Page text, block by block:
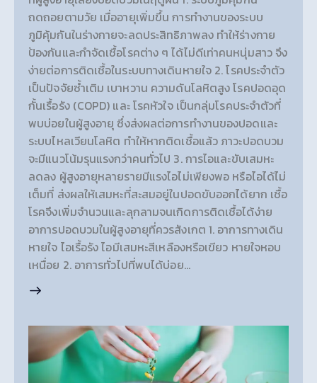
ถดถอยตามวัย เมื่ออายุเพิ่มขึ้น การทำงานของระบบ
ภูมิคุ้มกันในร่างกายจะลดประสิทธิภาพลง ทำให้ร่างกาย
ป้องกันและกำจัดเชื้อโรคต่าง ๆ ได้ไม่ดีเท่าคนหนุ่มสาว จึง
ง่ายต่อการติดเชื้อในระบบทางเดินหายใจ 2. โรคประจำตัว
เป็นปัจจัยซ้ำเติม เบาหวาน ความดันโลหิตสูง โรคปอดอุด
กั้นเรื้อรัง (COPD) และ โรคหัวใจ เป็นกลุ่มโรคประจำตัวที่
พบบ่อยในผู้สูงอายุ ซึ่งส่งผลต่อการทำงานของปอดและ
ระบบไหลเวียนโลหิต ทำให้หากติดเชื้อแล้ว ภาวะปอดบวม
จะมีแนวโน้มรุนแรงกว่าคนทั่วไป 3. การไอและขับเสมหะ
ลดลง ผู้สูงอายุหลายรายมีแรงไอไม่เพียงพอ หรือไอได้ไม่
เต็มที่ ส่งผลให้เสมหะที่สะสมอยู่ในปอดขับออกได้ยาก เชื้อ
โรคจึงเพิ่มจำนวนและลุกลามจนเกิดการติดเชื้อได้ง่าย
อาการปอดบวมในผู้สูงอายุที่ควรสังเกต 1. อาการทางเดิน
หายใจ ไอเรื้อรัง ไอมีเสมหะสีเหลืองหรือเขียว หายใจหอบ
เหนื่อย 2. อาการทั่วไปที่พบได้บ่อย…